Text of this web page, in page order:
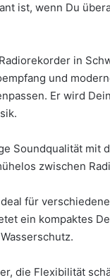
ist, wenn Du
in
und
Er wird
Soundqualität mit
zwischen
für
ein kompaktes
die Flexibilität